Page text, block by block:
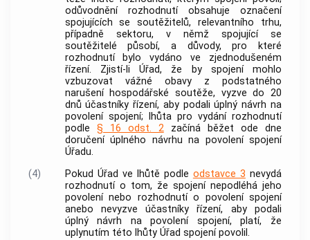
odůvodnění rozhodnutí obsahuje označení
spojujících sesoutěžitelů,relevantního trhu,
případně sektoru, v němž spojující se
soutěžitelé působí, a důvody, pro které
rozhodnutí bylo vydáno ve zjednodušeném
řízení. Zjistí-li Úřad, že by spojení mohlo
vzbuzovat vážné obavy z podstatného
narušení hospodářské soutěže, vyzve do 20
dnů účastníky řízení, aby podali úplný návrh na
povolení spojení; lhůta pro vydání rozhodnutí
podle § 16 odst. 2začíná běžet ode dne
doručení úplného návrhu na povolení spojení
Úřadu.
(4)
Pokud Úřad ve lhůtě podle odstavce 3 nevydá
rozhodnutí o tom, že spojení nepodléhá jeho
povolení nebo rozhodnutí o povolení spojení
anebo nevyzve účastníky řízení, aby podali
úplný návrh na povolení spojení, platí, že
uplynutím této lhůty Úřad spojení povolil.